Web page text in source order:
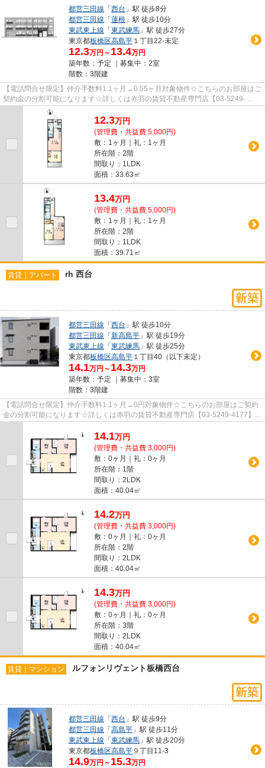
都営三田線 「西台 」駅 徒歩8分
都営三田線 「蓮根 」駅 徒歩10分
東武東上線 「東武練馬 」駅 徒歩27分
東京都板橋区高島平 １丁目22-未定
12.3万円～ 13.4万円
築年数：予定 ｜募集中： 2室
階数：3階建
【電話問合せ限定】仲介手数料1.1ヶ月→0.55ヶ月対象物件☆こちらのお部屋はご
契約金の分割可能になります☆詳しくは赤羽の賃貸不動産専門店【03-5249-
4177】VISION赤羽店までご連絡下さ...
12.3万円
(管理費・共益費 5,000円)
敷：1ヶ月｜礼：1ヶ月
所在階：2階
間取り：1LDK
面積：33.63㎡
13.4万円
(管理費・共益費 5,000円)
敷：1ヶ月｜礼：1ヶ月
所在階：2階
間取り：1LDK
面積：39.71㎡
賃貸｜アパート rh 西台
都営三田線 「西台 」駅 徒歩10分
都営三田線 「新高島平 」駅 徒歩19分
東武東上線 「東武練馬 」駅 徒歩25分
東京都板橋区高島平 １丁目40（以下未定）
14.1万円～ 14.3万円
築年数：予定 ｜募集中： 3室
階数：3階建
【電話問合せ限定】仲介手数料1.1ヶ月→0円対象物件☆こちらのお部屋はご契約
金の分割可能になります☆詳しくは赤羽の賃貸不動産専門店【03-5249-4177】
VISION赤羽店までご連絡下さい！！
14.1万円
(管理費・共益費 3,000円)
敷：0ヶ月｜礼：0ヶ月
所在階：1階
間取り：2LDK
面積：40.04㎡
14.2万円
(管理費・共益費 3,000円)
敷：0ヶ月｜礼：0ヶ月
所在階：2階
間取り：2LDK
面積：40.04㎡
14.3万円
(管理費・共益費 3,000円)
敷：0ヶ月｜礼：0ヶ月
所在階：3階
間取り：2LDK
面積：40.04㎡
賃貸｜マンション ルフォンリヴェント板橋西台
都営三田線 「西台 」駅 徒歩9分
都営三田線 「高島平 」駅 徒歩11分
東武東上線 「東武練馬 」駅 徒歩20分
東京都板橋区高島平 ９丁目11-3
14.9万円～ 15.3万円